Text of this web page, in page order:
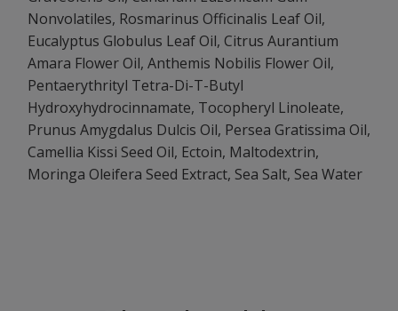
Nonvolatiles, Rosmarinus Officinalis Leaf Oil,
Eucalyptus Globulus Leaf Oil, Citrus Aurantium
Amara Flower Oil, Anthemis Nobilis Flower Oil,
Pentaerythrityl Tetra-Di-T-Butyl
Hydroxyhydrocinnamate, Tocopheryl Linoleate,
Prunus Amygdalus Dulcis Oil, Persea Gratissima Oil,
Camellia Kissi Seed Oil, Ectoin, Maltodextrin,
Moringa Oleifera Seed Extract, Sea Salt, Sea Water